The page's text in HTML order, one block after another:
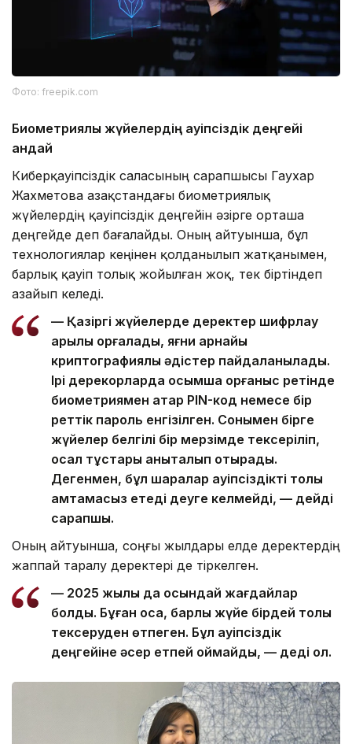
Фото: freepik.com
Биометриялық жүйелердің қауіпсіздік деңгейі
қандай
Киберқауіпсіздік саласының сарапшысы Гаухар
Жахметова Қазақстандағы биометриялық
жүйелердің қауіпсіздік деңгейін әзірге орташа
деңгейде деп бағалайды. Оның айтуынша, бұл
технологиялар кеңінен қолданылып жатқанымен,
барлық қауіп толық жойылған жоқ, тек біртіндеп
азайып келеді.
— Қазіргі жүйелерде деректер шифрлау
арқылы қорғалады, яғни арнайы
криптографиялық әдістер пайдаланылады.
Ірі дерекқорларда қосымша қорғаныс ретінде
биометриямен қатар PIN-код немесе бір
реттік пароль енгізілген. Сонымен бірге
жүйелер белгілі бір мерзімде тексеріліп,
осал тұстары анықталып отырады.
Дегенмен, бұл шаралар қауіпсіздікті толық
қамтамасыз етеді деуге келмейді, — дейді
сарапшы.
Оның айтуынша, соңғы жылдары елде деректердің
жаппай таралу деректері де тіркелген.
— 2025 жылы да осындай жағдайлар
болды. Бұған қоса, барлық жүйе бірдей толық
тексеруден өтпеген. Бұл қауіпсіздік
деңгейіне әсер етпей қоймайды, — деді ол.